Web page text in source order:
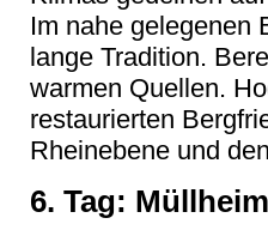
Im nahe gelegenen
lange Tradition.
warmen Quellen.
restaurierten
Rheinebene und den
6. Tag: